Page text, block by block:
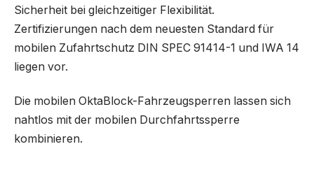
Sicherheit bei gleichzeitiger Flexibilität.
Zertifizierungen nach dem neuesten Standard für
mobilen Zufahrtschutz DIN SPEC 91414-1 und IWA 14
liegen vor.
Die mobilen OktaBlock-Fahrzeugsperren lassen sich
nahtlos mit der mobilen Durchfahrtssperre
kombinieren.